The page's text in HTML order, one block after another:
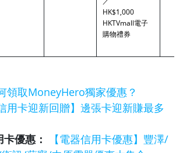
HK$1,000
HKTVmall電子
購物禮券
領取MoneyHero獨家優惠？
信用卡迎新回贈】邊張卡迎新賺最多
優惠：
【電器信用卡優惠】豐澤/